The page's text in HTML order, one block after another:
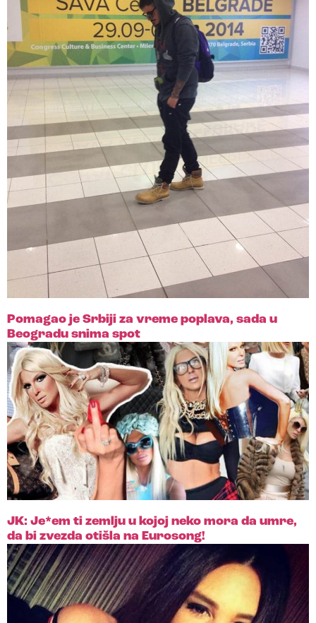
Pomagao je Srbiji za vreme poplava, sada u
Beogradu snima spot
JK: Je*em ti zemlju u kojoj neko mora da umre,
da bi zvezda otišla na Eurosong!